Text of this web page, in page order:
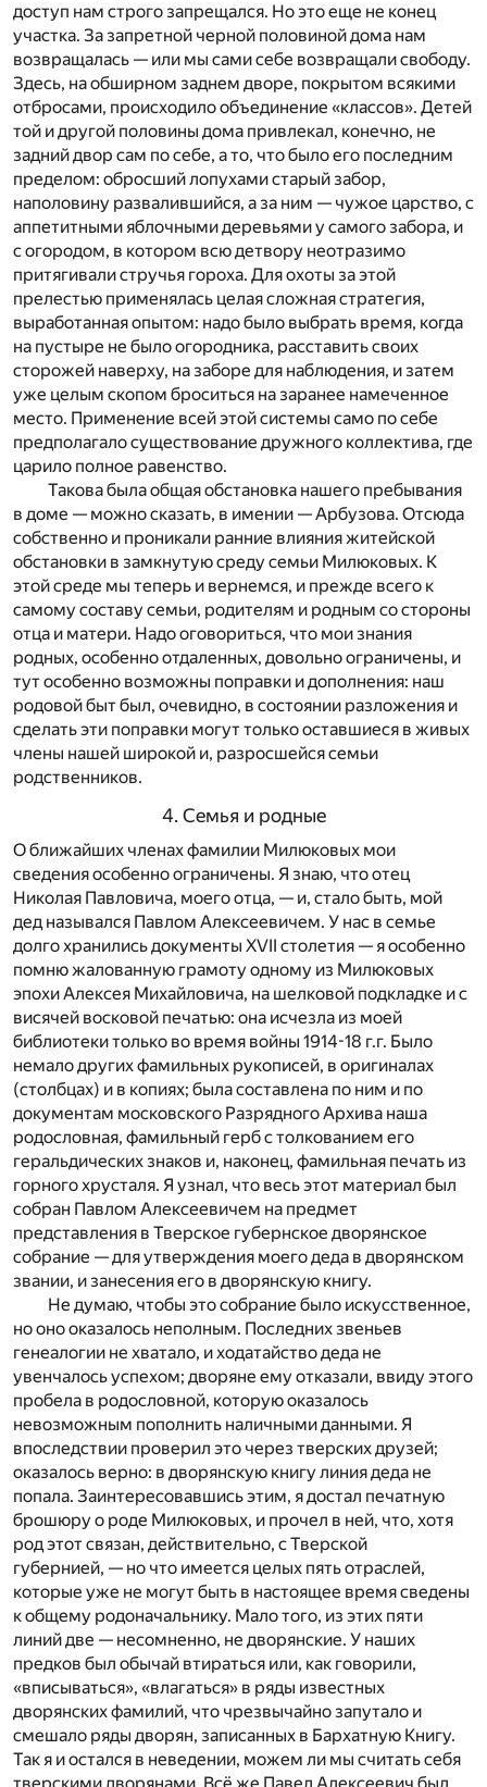
доступ нам строго запрещался. Но это еще не конец
участка. За запретной черной половиной дома нам
возвращалась — или мы сами себе возвращали свободу.
Здесь, на обширном заднем дворе, покрытом всякими
отбросами, происходило объединение «классов». Детей
той и другой половины дома привлекал, конечно, не
задний двор сам по себе, а то, что было его последним
пределом: обросший лопухами старый забор,
наполовину развалившийся, а за ним — чужое царство, с
аппетитными яблочными деревьями у самого забора, и
с огородом, в котором всю детвору неотразимо
притягивали стручья гороха. Для охоты за этой
прелестью применялась целая сложная стратегия,
выработанная опытом: надо было выбрать время, когда
на пустыре не было огородника, расставить своих
сторожей наверху, на заборе для наблюдения, и затем
уже целым скопом броситься на заранее намеченное
место. Применение всей этой системы само по себе
предполагало существование дружного коллектива, где
царило полное равенство.
Такова была общая обстановка нашего пребывания
в доме — можно сказать, в имении — Арбузова. Отсюда
собственно и проникали ранние влияния житейской
обстановки в замкнутую среду семьи Милюковых. К
этой среде мы теперь и вернемся, и прежде всего к
самому составу семьи, родителям и родным со стороны
отца и матери. Надо оговориться, что мои знания
родных, особенно отдаленных, довольно ограничены, и
тут особенно возможны поправки и дополнения: наш
родовой быт был, очевидно, в состоянии разложения и
сделать эти поправки могут только оставшиеся в живых
члены нашей широкой и, разросшейся семьи
родственников.
4. Семья и родные
О ближайших членах фамилии Милюковых мои
сведения особенно ограничены. Я знаю, что отец
Николая Павловича, моего отца, — и, стало быть, мой
дед назывался Павлом Алексеевичем. У нас в семье
долго хранились документы XVII столетия — я особенно
помню жалованную грамоту одному из Милюковых
эпохи Алексея Михайловича, на шелковой подкладке и с
висячей восковой печатью: она исчезла из моей
библиотеки только во время войны 1914-18 г.г. Было
немало других фамильных рукописей, в оригиналах
(столбцах) и в копиях; была составлена по ним и по
документам московского Разрядного Архива наша
родословная, фамильный герб с толкованием его
геральдических знаков и, наконец, фамильная печать из
горного хрусталя. Я узнал, что весь этот материал был
собран Павлом Алексеевичем на предмет
представления в Тверское губернское дворянское
собрание — для утверждения моего деда в дворянском
звании, и занесения его в дворянскую книгу.
Не думаю, чтобы это собрание было искусственное,
но оно оказалось неполным. Последних звеньев
генеалогии не хватало, и ходатайство деда не
увенчалось успехом; дворяне ему отказали, ввиду этого
пробела в родословной, которую оказалось
невозможным пополнить наличными данными. Я
впоследствии проверил это через тверских друзей;
оказалось верно: в дворянскую книгу линия деда не
попала. Заинтересовавшись этим, я достал печатную
брошюру о роде Милюковых, и прочел в ней, что, хотя
род этот связан, действительно, с Тверской
губернией, — но что имеется целых пять отраслей,
которые уже не могут быть в настоящее время сведены
к общему родоначальнику. Мало того, из этих пяти
линий две — несомненно, не дворянские. У наших
предков был обычай втираться или, как говорили,
«вписываться», «влагаться» в ряды известных
дворянских фамилий, что чрезвычайно запутало и
смешало ряды дворян, записанных в Бархатную Книгу.
Так я и остался в неведении, можем ли мы считать себя